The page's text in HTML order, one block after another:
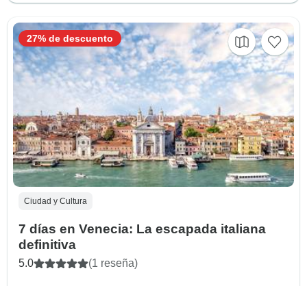
Ciudad y Cultura
7 días en Venecia: La escapada italiana
definitiva
5.0 (1 reseña)
27% de descuento